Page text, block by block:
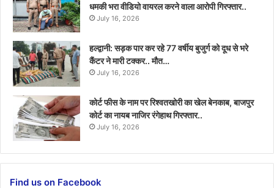
धमकी भरा वीडियो वायरल करने वाला आरोपी गिरफ्तार..
July 16, 2026
हल्द्वानी: सड़क पार कर रहे 77 वर्षीय बुजुर्ग को दूध से भरे
कैंटर ने मारी टक्कर.. मौत…
July 16, 2026
कोर्ट फीस के नाम पर रिश्वतखोरी का खेल बेनकाब, बाजपुर
कोर्ट का नायब नाजिर रंगेहाथ गिरफ्तार..
July 16, 2026
Find us on Facebook